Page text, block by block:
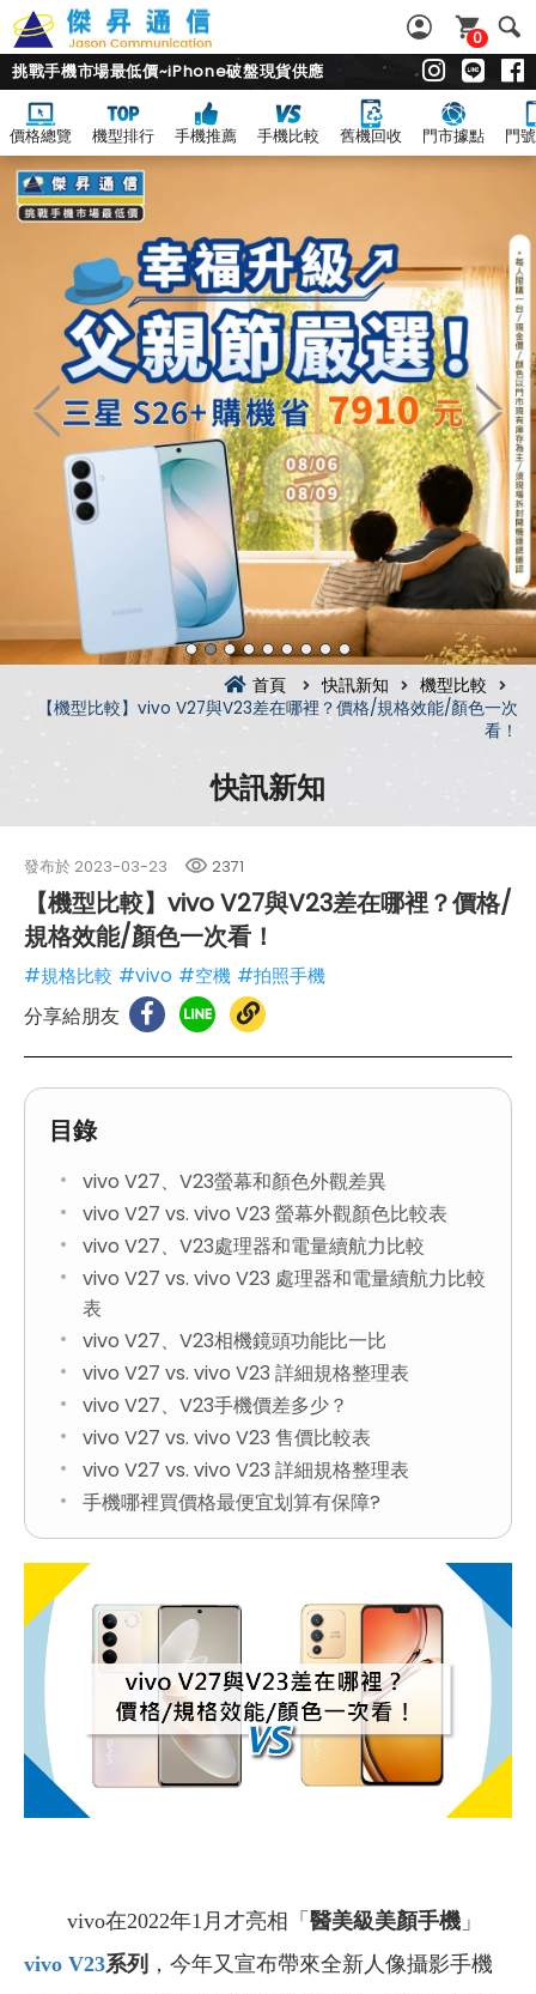
0
挑戰手機市場最低價~iPhone破盤現貨供應
價格總覽 機型排行 手機推薦 手機比較 舊機回收 門市據點 門
首頁 快訊新知
機型比較
【機型比較】vivo V27與V23差在哪裡？價格/規格效能/顏色一次
看！
快訊新知
發布於 2023-03-23 2371
【機型比較】vivo V27與V23差在哪裡？價格/
規格效能/顏色一次看！
#規格比較 #vivo #空機 #拍照手機
分享給朋友
目錄
vivo V27、V23螢幕和顏色外觀差異
vivo V27 vs. vivo V23 螢幕外觀顏色比較表
vivo V27、V23處理器和電量續航力比較
vivo V27 vs. vivo V23 處理器和電量續航力比較
表
vivo V27、V23相機鏡頭功能比一比
vivo V27 vs. vivo V23 詳細規格整理表
vivo V27、V23手機價差多少？
vivo V27 vs. vivo V23 售價比較表
vivo V27 vs. vivo V23 詳細規格整理表
手機哪裡買價格最便宜划算有保障?
vivo在2022年1月才亮相「 醫美級美顏手機 」
vivo V23系列 ，今年又宣布帶來全新人像攝影手機